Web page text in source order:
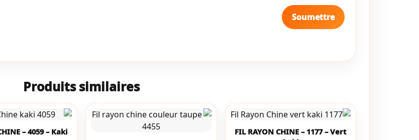
Produits similaires
FIL RAYON CHINE – 1177 – Vert
– 4059 – Kaki